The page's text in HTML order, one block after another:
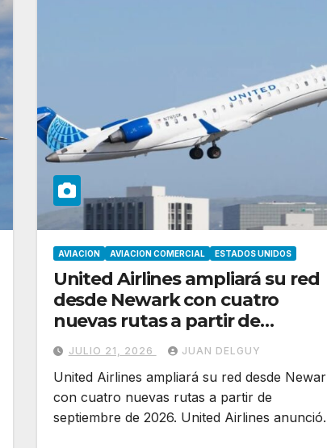
AVIACION AVIACION COMERCIAL ESTADOS UNIDOS
United Airlines ampliará su red
desde Newark con cuatro
nuevas rutas a partir de
septiembre de 2026
JULIO 21, 2026 JUAN DELGUY
United Airlines ampliará su red desde
con cuatro nuevas rutas a partir de
septiembre de 2026. United Airlines